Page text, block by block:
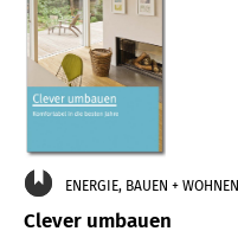
ENERGIE, BAUEN + WOHNEN
Clever umbauen